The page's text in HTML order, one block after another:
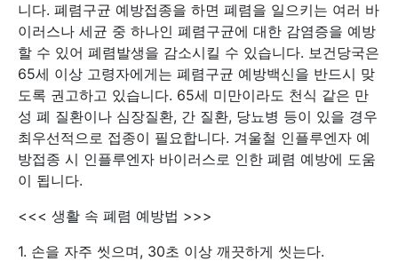
니다. 폐렴구균 예방접종을 하면 폐렴을 일으키는 여러 바
이러스나 세균 중 하나인 폐렴구균에 대한 감염증을 예방
할 수 있어 폐렴발생을 감소시킬 수 있습니다. 보건당국은
65세 이상 고령자에게는 폐렴구균 예방백신을 반드시 맞
도록 권고하고 있습니다. 65세 미만이라도 천식 같은 만
성 폐 질환이나 심장질환, 간 질환, 당뇨병 등이 있을 경우
최우선적으로 접종이 필요합니다. 겨울철 인플루엔자 예
방접종 시 인플루엔자 바이러스로 인한 폐렴 예방에 도움
이 됩니다.
<<< 생활 속 폐렴 예방법 >>>
1. 손을 자주 씻으며, 30초 이상 깨끗하게 씻는다.